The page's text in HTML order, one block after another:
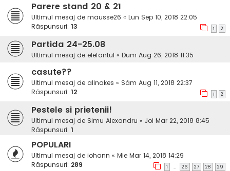
Parere stand 20 & 21
Ultimul mesaj de mausse26 « Lun Sep 10, 2018 22:05
Răspunsuri: 13 1 2
Partida 24-25.08
Ultimul mesaj de elefantul « Dum Aug 26, 2018 11:35
casute??
Ultimul mesaj de alinakes « Sâm Aug 11, 2018 22:37
Răspunsuri: 12 1 2
Pestele si prietenii!
Ultimul mesaj de Simu Alexandru « Joi Mar 22, 2018 8:45
Răspunsuri: 1
POPULARI
Ultimul mesaj de iohann « Mie Mar 14, 2018 14:29
Răspunsuri: 289 1 … 26 27 28 29